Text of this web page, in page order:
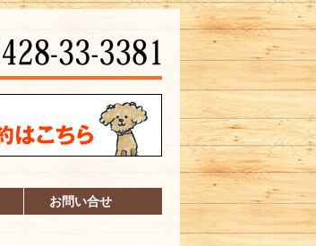
お問い合せ